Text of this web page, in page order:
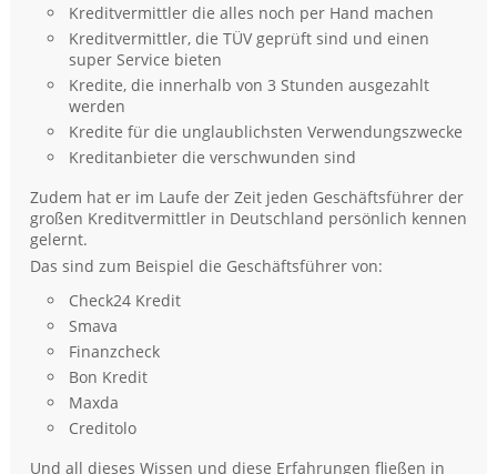
Kreditvermittler die alles noch per Hand machen
Kreditvermittler, die TÜV geprüft sind und einen
super Service bieten
Kredite, die innerhalb von 3 Stunden ausgezahlt
werden
Kredite für die unglaublichsten Verwendungszwecke
Kreditanbieter die verschwunden sind
Zudem hat er im Laufe der Zeit jeden Geschäftsführer der
großen Kreditvermittler in Deutschland persönlich kennen
gelernt.
Das sind zum Beispiel die Geschäftsführer von:
Check24 Kredit
Smava
Finanzcheck
Bon Kredit
Maxda
Creditolo
Und all dieses Wissen und diese Erfahrungen fließen in